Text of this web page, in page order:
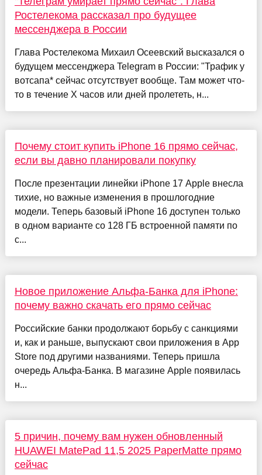
Ростелекома рассказал про будущее
мессенджера в России
Глава Ростелекома Михаил Осеевский высказался о
будущем мессенджера Telegram в России: "Трафик у
вотсапа* сейчас отсутствует вообще. Там может что-
то в течение X часов или дней пролететь, н...
Почему стоит купить iPhone 16 прямо сейчас,
если вы давно планировали покупку
После презентации линейки iPhone 17 Apple внесла
тихие, но важные изменения в прошлогодние
модели. Теперь базовый iPhone 16 доступен только
в одном варианте со 128 ГБ встроенной памяти по
с...
Новое приложение Альфа-Банка для iPhone:
почему важно скачать его прямо сейчас
Российские банки продолжают борьбу с санкциями
и, как и раньше, выпускают свои приложения в App
Store под другими названиями. Теперь пришла
очередь Альфа-Банка. В магазине Apple появилась
н...
5 причин, почему вам нужен обновленный
HUAWEI MatePad 11,5 2025 PaperMatte прямо
сейчас